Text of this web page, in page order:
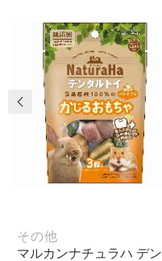
その他
マルカンナチュラハ デン
前の画像